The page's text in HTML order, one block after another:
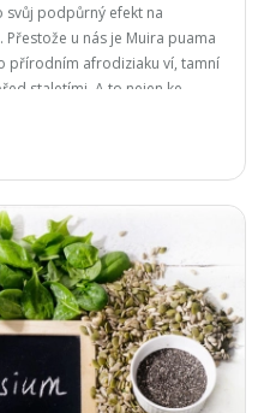
podpůrný efekt na
u nás je Muira puama
přírodním afrodiziaku ví, tamní
staletími. A to nejen ke